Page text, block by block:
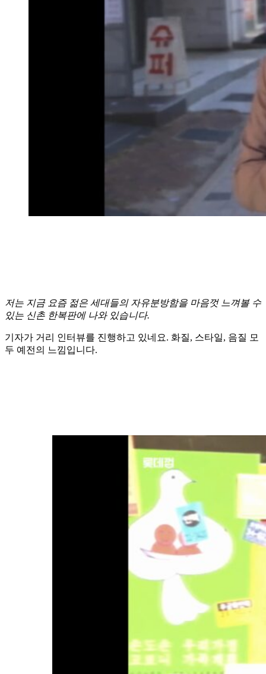
저는 지금 요즘 젊은 세대들의 자유분방함을 마음껏 느껴볼 수
있는 신촌 한복판에 나와 있습니다.
기자가 거리 인터뷰를 진행하고 있네요. 화질, 스타일, 음질 모
두 예전의 느낌입니다.